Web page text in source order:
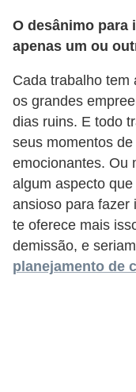
O desânimo para
apenas um ou
Cada trabalho tem
os grandes
dias ruins. E todo
seus momentos
emocionantes. Ou
algum aspecto
ansioso para fazer
te oferece mais
demissão, e
planejamento de
s
e
l
g
i
o
s
d
e